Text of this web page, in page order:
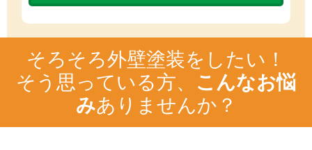
そろそろ外壁塗装をしたい！
そう思っている方、 こんなお悩
みありませんか？